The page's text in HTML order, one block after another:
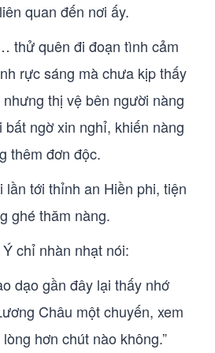
quan đến nơi ấy.
thử quên đi đoạn tình cảm
rực sáng mà chưa kịp thấy
thị vệ bên người nàng
ngờ xin nghỉ, khiến nàng
thêm đơn độc.
lần tới thỉnh an Hiền phi, tiện
ghé thăm nàng.
chỉ nhàn nhạt nói:
dạo gần đây lại thấy nhớ
Châu một chuyến, xem
hơn chút nào không.”